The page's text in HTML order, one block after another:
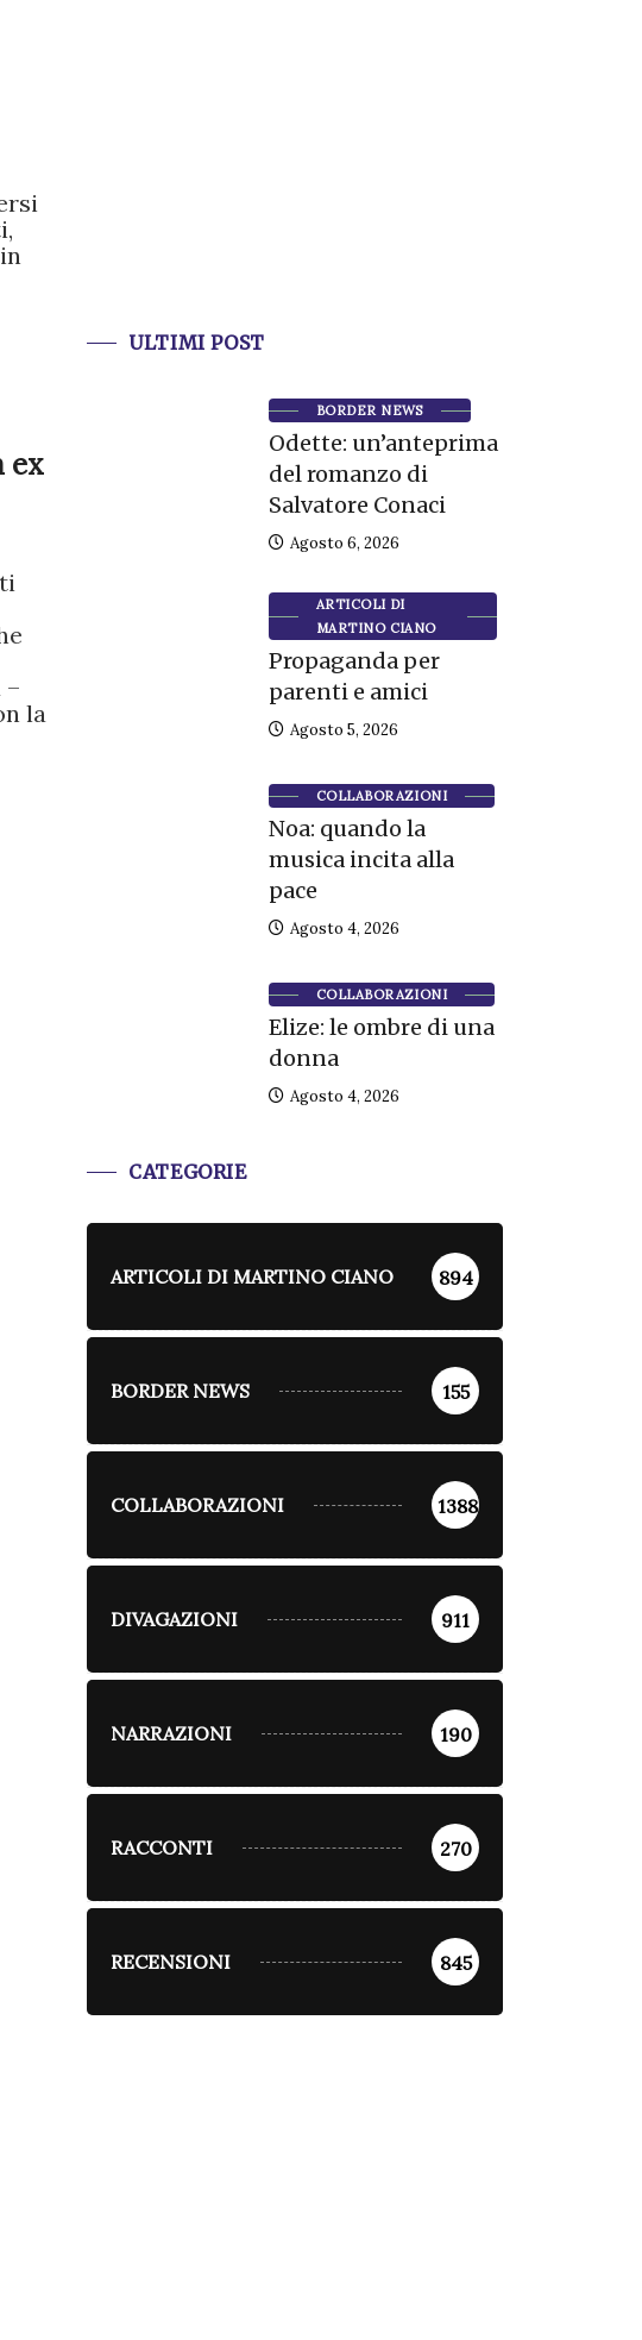
ex
la
ULTIMI POST
BORDER NEWS
Odette: un’anteprima
del romanzo di
Salvatore Conaci
Agosto 6, 2026
ARTICOLI DI
MARTINO CIANO
Propaganda per
parenti e amici
Agosto 5, 2026
COLLABORAZIONI
Noa: quando la
musica incita alla
pace
Agosto 4, 2026
COLLABORAZIONI
Elize: le ombre di una
donna
Agosto 4, 2026
CATEGORIE
ARTICOLI DI MARTINO CIANO 894
BORDER NEWS 155
COLLABORAZIONI 1388
DIVAGAZIONI 911
NARRAZIONI 190
RACCONTI 270
RECENSIONI 845